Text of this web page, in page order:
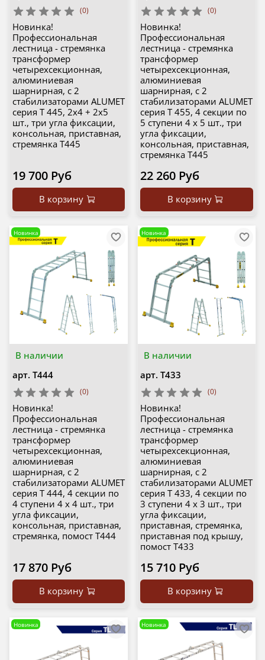
(0)
Новинка!
Профессиональная
лестница - стремянка
трансформер
четырехсекционная,
алюминиевая
шарнирная, с 2
стабилизаторами ALUMET
серия T 445, 2х4 + 2х5
шт., три угла фиксации,
консольная, приставная,
стремянка Т445
19 700 Руб
В корзину
(0)
Новинка!
Профессиональная
лестница - стремянка
трансформер
четырехсекционная,
алюминиевая
шарнирная, с 2
стабилизаторами ALUMET
серия T 455, 4 секции по
5 ступени 4 х 5 шт., три
угла фиксации,
консольная, приставная,
стремянка Т445
22 260 Руб
В корзину
В наличии
Новинка
арт. Т444
(0)
Новинка!
Профессиональная
лестница - стремянка
трансформер
четырехсекционная,
алюминиевая
шарнирная, с 2
стабилизаторами ALUMET
серия T 444, 4 секции по
4 ступени 4 х 4 шт., три
угла фиксации,
консольная, приставная,
стремянка, помост Т444
17 870 Руб
В корзину
В наличии
Новинка
арт. Т433
(0)
Новинка!
Профессиональная
лестница - стремянка
трансформер
четырехсекционная,
алюминиевая
шарнирная, с 2
стабилизаторами ALUMET
серия T 433, 4 секции по
3 ступени 4 х 3 шт., три
угла фиксации,
приставная, стремянка,
приставная под крышу,
помост Т433
15 710 Руб
В корзину
Новинка Новинка